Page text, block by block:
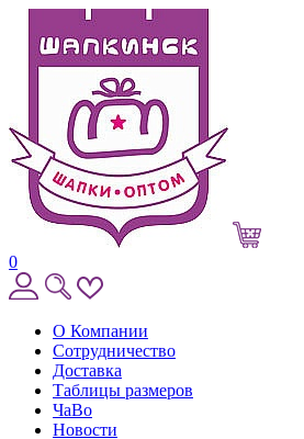
0
О Компании
Сотрудничество
Доставка
Таблицы размеров
ЧаВо
Новости